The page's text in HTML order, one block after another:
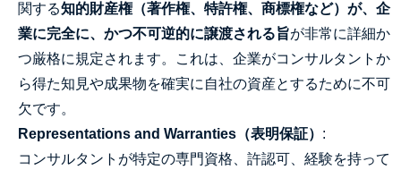
関する知的財産権（著作権、特許権、商標権など）が、企
業に完全に、かつ不可逆的に譲渡される旨が非常に詳細か
つ厳格に規定されます。これは、企業がコンサルタントか
ら得た知見や成果物を確実に自社の資産とするために不可
欠です。
Representations and Warranties（表明保証） :
コンサルタントが特定の専門資格、許認可、経験を持って